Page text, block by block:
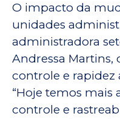
O impacto da
unidades
administradora
Andressa Martins,
controle e rapidez
“Hoje temos mais
controle e